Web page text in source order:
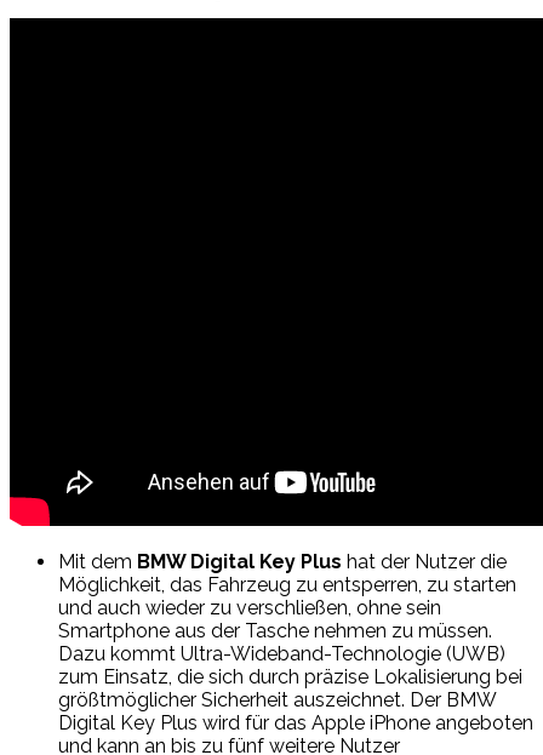
Mit dem BMW Digital Key Plus hat der Nutzer die
Möglichkeit, das Fahrzeug zu entsperren, zu starten
und auch wieder zu verschließen, ohne sein
Smartphone aus der Tasche nehmen zu müssen.
Dazu kommt Ultra-Wideband-Technologie (UWB)
zum Einsatz, die sich durch präzise Lokalisierung bei
größtmöglicher Sicherheit auszeichnet. Der BMW
Digital Key Plus wird für das Apple iPhone angeboten
und kann an bis zu fünf weitere Nutzer